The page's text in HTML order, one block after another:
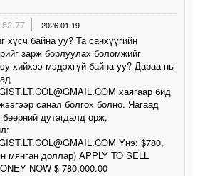
2026.01.19
хүсч байна уу? Та санхүүгийн
зарж борлуулах боломжийг
хийхээ мэдэхгүй байна уу? Дараа нь
хаягаар бид
санал болгох болно. Яагаад
дутагдалд орж,
Yнэ: $780,
мянган доллар) APPLY TO SELL
NOW $ 780,000.00